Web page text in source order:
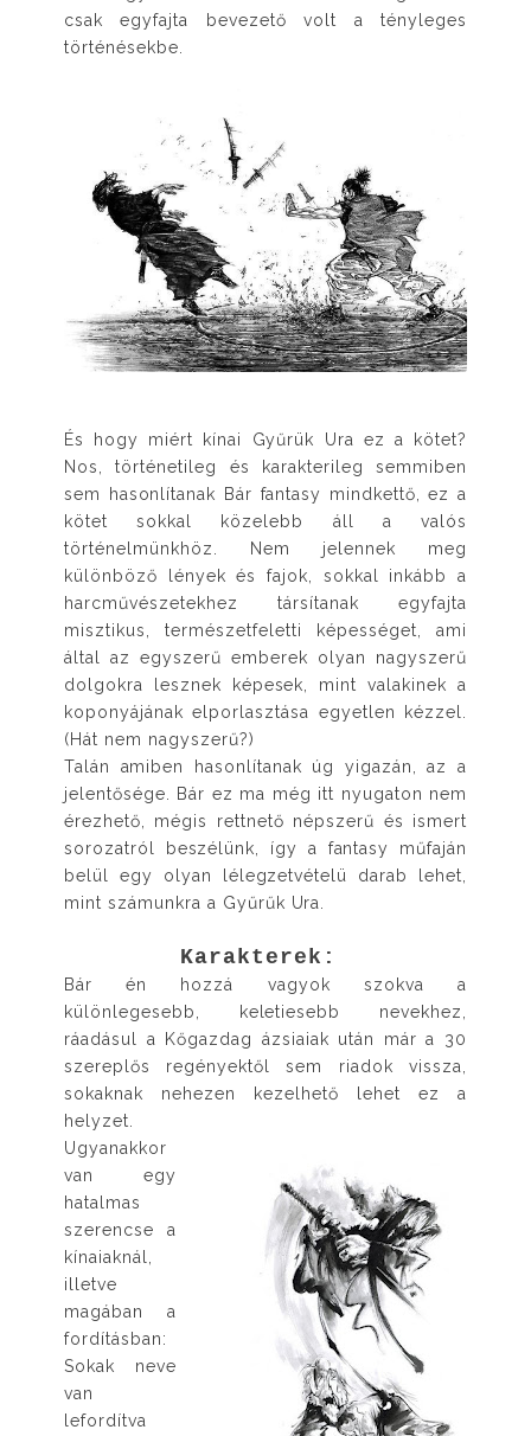
csak egyfajta bevezető volt a tényleges
történésekbe.
És hogy miért kínai Gyűrük Ura ez a kötet?
Nos, történetileg és karakterileg semmiben
sem hasonlítanak Bár fantasy mindkettő, ez a
kötet sokkal közelebb áll a valós
történelmünkhöz. Nem jelennek meg
különböző lények és fajok, sokkal inkább a
harcművészetekhez társítanak egyfajta
misztikus, természetfeletti képességet, ami
által az egyszerű emberek olyan nagyszerű
dolgokra lesznek képesek, mint valakinek a
koponyájának elporlasztása egyetlen kézzel.
(Hát nem nagyszerű?)
Talán amiben hasonlítanak úg yigazán, az a
jelentősége. Bár ez ma még itt nyugaton nem
érezhető, mégis rettnető népszerű és ismert
sorozatról beszélünk, így a fantasy műfaján
belül egy olyan lélegzetvételü darab lehet,
mint számunkra a Gyűrűk Ura.
Karakterek:
Bár én hozzá vagyok szokva a
különlegesebb, keletiesebb nevekhez,
ráadásul a Kőgazdag ázsiaiak után már a 30
szereplős regényektől sem riadok vissza,
sokaknak nehezen kezelhető lehet ez a
helyzet.
Ugyanakkor
van egy
hatalmas
szerencse a
kínaiaknál,
illetve
magában a
fordításban:
Sokak neve
van
lefordítva